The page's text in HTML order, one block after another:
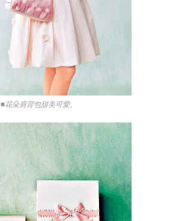
■花朵肩背包甜美可愛。